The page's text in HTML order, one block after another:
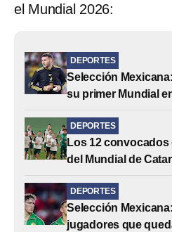
el Mundial 2026:
DEPORTES
Selección
su primer Mundial
DEPORTES
Los 12
del Mundial de
DEPORTES
Selección
jugadores que